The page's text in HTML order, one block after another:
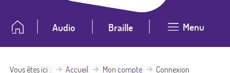
Audio Braille Menu
Vous êtes ici Accueil Mon compte Connexion